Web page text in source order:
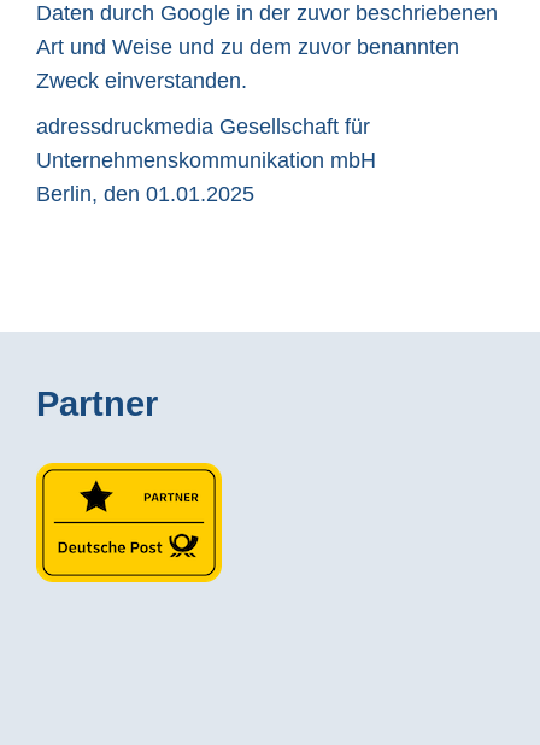
Daten durch Google in der zuvor beschriebenen
Art und Weise und zu dem zuvor benannten
Zweck einverstanden.
adressdruckmedia Gesellschaft für
Unternehmenskommunikation mbH
Berlin, den 01.01.2025
Partner